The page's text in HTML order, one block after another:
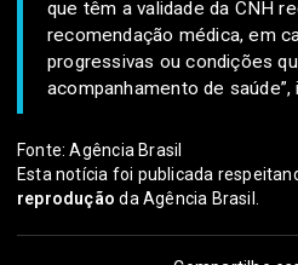
que têm a validade da CNH
recomendação médica, em
progressivas ou condições
acompanhamento de
Fonte: Agência Brasil
Esta notícia foi publicada
reprodução da Agência Brasil.